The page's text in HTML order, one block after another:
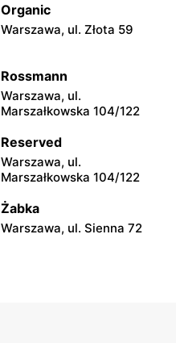
Gumniska, ul. Gumniska
157C
Tczew, ul. Franciszka Żwirki
61
Jarosław, ul. Pełkińska 147
moje sklepy
Organic
Warszawa, ul. Złota 59
Rossmann
Warszawa, ul.
Marszałkowska 104/122
Reserved
Warszawa, ul.
Marszałkowska 104/122
Żabka
Warszawa, ul. Sienna 72